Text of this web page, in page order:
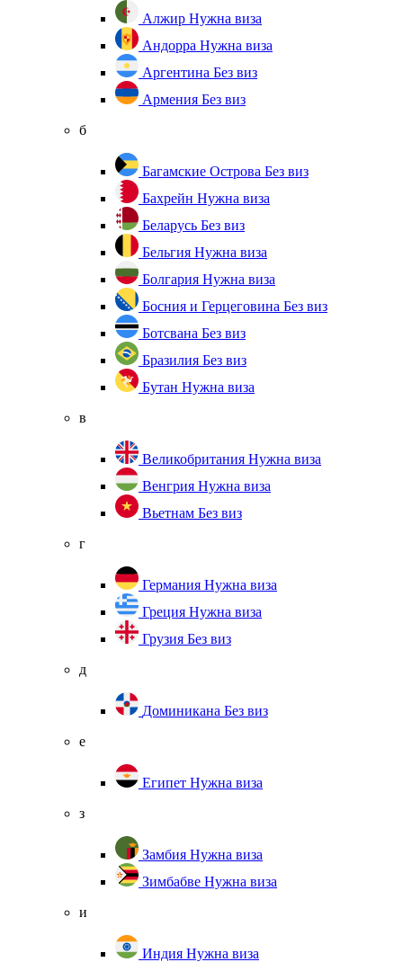
Алжир Нужна виза
Андорра Нужна виза
Аргентина Без виз
Армения Без виз
б
Багамские Острова Без виз
Бахрейн Нужна виза
Беларусь Без виз
Бельгия Нужна виза
Болгария Нужна виза
Босния и Герцеговина Без виз
Ботсвана Без виз
Бразилия Без виз
Бутан Нужна виза
в
Великобритания Нужна виза
Венгрия Нужна виза
Вьетнам Без виз
г
Германия Нужна виза
Греция Нужна виза
Грузия Без виз
д
Доминикана Без виз
е
Египет Нужна виза
з
Замбия Нужна виза
Зимбабве Нужна виза
и
Индия Нужна виза